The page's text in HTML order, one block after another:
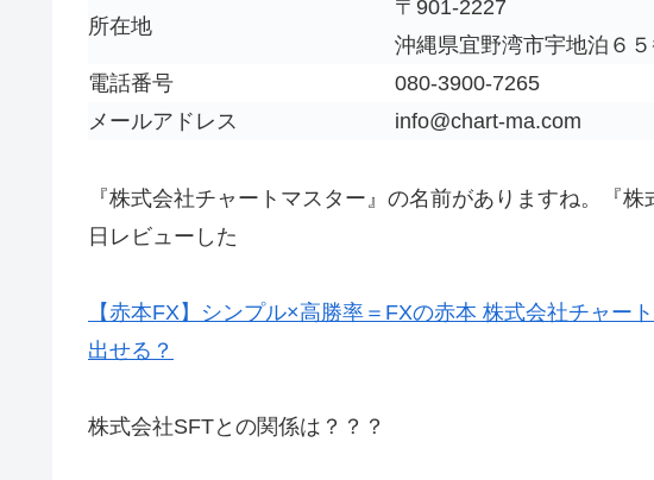
所在地
〒901-2227
沖縄県宜野湾市宇地泊６
電話番号
080-3900-7265
メールアドレス
info@chart-ma.com
『株式会社チャートマスター』の名前がありますね。『
日レビューした
【赤本FX】シンプル×高勝率＝FXの赤本 株式会社チャ
出せる？
株式会社SFTとの関係は？？？